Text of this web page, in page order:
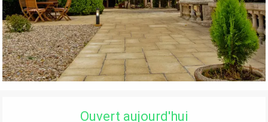
OUVERTURE ET COORDONNÉES
Ouvert aujourd'hui